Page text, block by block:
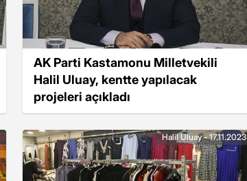
AK Parti Kastamonu Milletvekili
Halil Uluay, kentte yapılacak
projeleri açıkladı
Halil Uluay - 17.11.2023